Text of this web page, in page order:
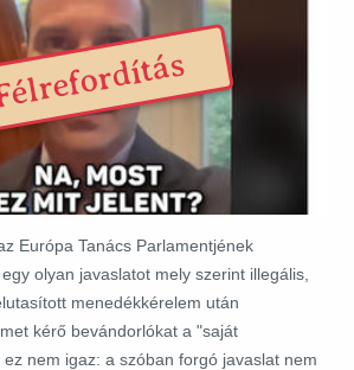
Európa Tanács Parlamentjének
olyan javaslatot mely szerint illegális,
menedékkérelem után
kérő bevándorlókat a "saját
ez nem igaz: a szóban forgó javaslat nem